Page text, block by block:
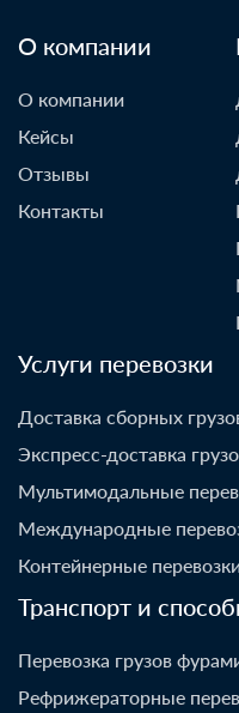
О компании
О компании
Кейсы
Отзывы
Контакты
Услуги перевозки
Доставка сборных
Экспресс-доставка
Мультимодальные
Международные
Контейнерные
Транспорт и
Перевозка грузов
Рефрижераторные